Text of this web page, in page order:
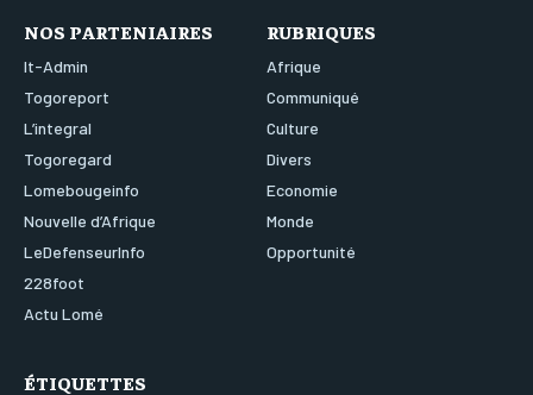
NOS PARTENIAIRES
It-Admin
Togoreport
L’integral
Togoregard
Lomebougeinfo
Nouvelle d’Afrique
LeDefenseurInfo
228foot
Actu Lomé
RUBRIQUES
Afrique
Communiqué
Culture
Divers
Economie
Monde
Opportunité
ÉTIQUETTES